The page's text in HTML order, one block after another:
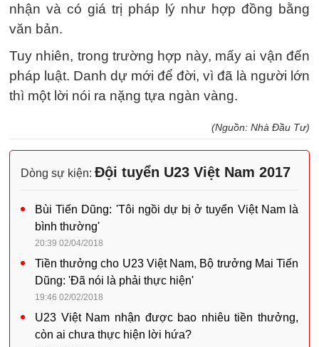
nhận và có giá trị pháp lý như hợp đồng bằng
văn bản.
Tuy nhiên, trong trường hợp này, mấy ai vận đến
pháp luật. Danh dự mới để đời, vì đã là người lớn
thì một lời nói ra nặng tựa ngàn vàng.
(Nguồn: Nhà Đầu Tư)
Dòng sự kiện: Đội tuyển U23 Việt Nam 2017
Bùi Tiến Dũng: 'Tôi ngồi dự bị ở tuyển Việt Nam là
bình thường'
20:39 02/04/2018
Tiền thưởng cho U23 Việt Nam, Bộ trưởng Mai Tiến
Dũng: 'Đã nói là phải thực hiện'
19:46 02/02/2018
U23 Việt Nam nhận được bao nhiêu tiền thưởng,
còn ai chưa thực hiện lời hứa?